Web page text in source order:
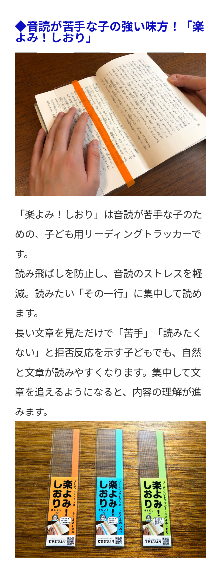
◆音読が苦手な子の強い味方！「楽
よみ！しおり」
「楽よみ！しおり」は音読が苦手な子のた
めの、子ども用リーディングトラッカーで
す。
読み飛ばしを防止し、音読のストレスを軽
減。読みたい「その一行」に集中して読め
ます。
長い文章を見ただけで「苦手」「読みたく
ない」と拒否反応を示す子どもでも、自然
と文章が読みやすくなります。集中して文
章を追えるようになると、内容の理解が進
みます。